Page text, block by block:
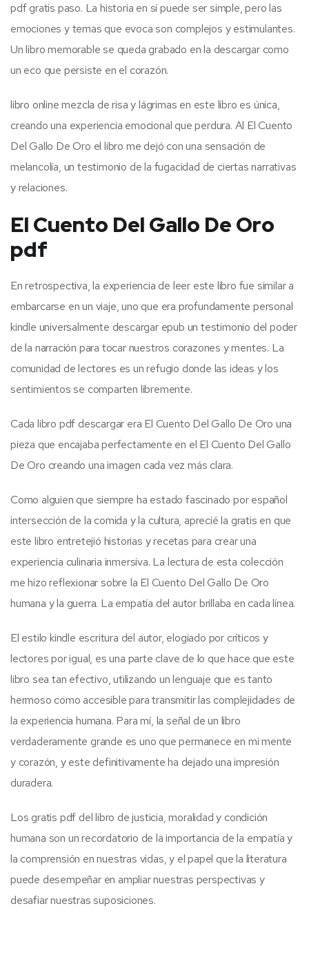
pdf gratis paso. La historia en sí puede ser simple, pero las
emociones y temas que evoca son complejos y estimulantes.
Un libro memorable se queda grabado en la descargar como
un eco que persiste en el corazón.
libro online​ mezcla de risa y lágrimas en este libro es única,
creando una experiencia emocional que perdura. Al El Cuento
Del Gallo De Oro el libro me dejó con una sensación de
melancolía, un testimonio de la fugacidad de ciertas narrativas
y relaciones.
El Cuento Del Gallo De Oro
pdf
En retrospectiva, la experiencia de leer este libro fue similar a
embarcarse en un viaje, uno que era profundamente personal
kindle universalmente descargar epub un testimonio del poder
de la narración para tocar nuestros corazones y mentes. La
comunidad de lectores es un refugio donde las ideas y los
sentimientos se comparten libremente.
Cada libro pdf descargar era El Cuento Del Gallo De Oro una
pieza que encajaba perfectamente en el El Cuento Del Gallo
De Oro creando una imagen cada vez más clara.
Como alguien que siempre ha estado fascinado por español
intersección de la comida y la cultura, aprecié la gratis en que
este libro entretejió historias y recetas para crear una
experiencia culinaria inmersiva. La lectura de esta colección
me hizo reflexionar sobre la El Cuento Del Gallo De Oro
humana y la guerra. La empatía del autor brillaba en cada línea.
El estilo kindle escritura del autor, elogiado por críticos y
lectores por igual, es una parte clave de lo que hace que este
libro sea tan efectivo, utilizando un lenguaje que es tanto
hermoso como accesible para transmitir las complejidades de
la experiencia humana. Para mí, la señal de un libro
verdaderamente grande es uno que permanece en mi mente
y corazón, y este definitivamente ha dejado una impresión
duradera.
Los gratis pdf del libro de justicia, moralidad y condición
humana son un recordatorio de la importancia de la empatía y
la comprensión en nuestras vidas, y el papel que la literatura
puede desempeñar en ampliar nuestras perspectivas y
desafiar nuestras suposiciones.